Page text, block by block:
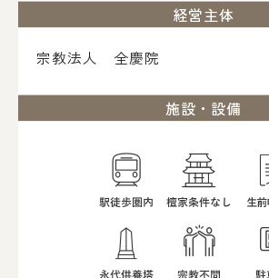
経営主体
宗教法人 全慶院
施設・設備